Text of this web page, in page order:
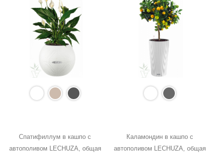
Спатифиллум в кашпо с
автополивом LECHUZA, общая
Каламондин в кашпо с
автополивом LECHUZA, общая